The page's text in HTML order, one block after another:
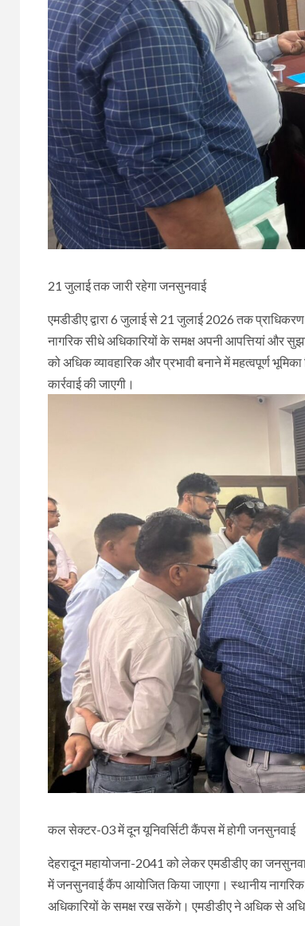
21 जुलाई तक जारी रहेगा जनसुनवाई
एमडीडीए द्वारा 6 जुलाई से 21 जुलाई 2026 तक
नागरिक सीधे अधिकारियों के समक्ष अपनी आपत्तियां और
को अधिक व्यावहारिक और प्रभावी बनाने में महत्वपूर्ण
कार्रवाई की जाएगी।
कल सेक्टर-03 में दून यूनिवर्सिटी कैंपस में होगी जनसुनवाई
देहरादून महायोजना-2041 को लेकर एमडीडीए का
में जनसुनवाई कैंप आयोजित किया जाएगा। स्थानीय
अधिकारियों के समक्ष रख सकेंगे। एमडीडीए ने अधिक से